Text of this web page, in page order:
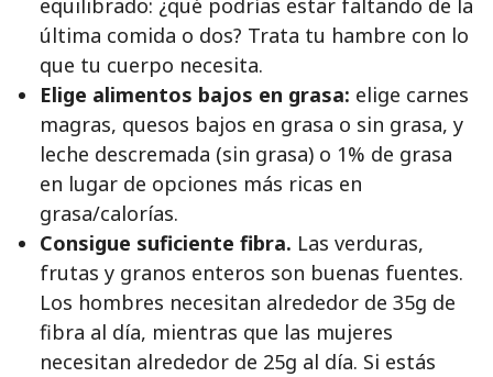
equilibrado: ¿qué podrías estar faltando de la
última comida o dos? Trata tu hambre con lo
que tu cuerpo necesita.
Elige alimentos bajos en grasa: elige carnes
magras, quesos bajos en grasa o sin grasa, y
leche descremada (sin grasa) o 1% de grasa
en lugar de opciones más ricas en
grasa/calorías.
Consigue suficiente fibra. Las verduras,
frutas y granos enteros son buenas fuentes.
Los hombres necesitan alrededor de 35g de
fibra al día, mientras que las mujeres
necesitan alrededor de 25g al día. Si estás